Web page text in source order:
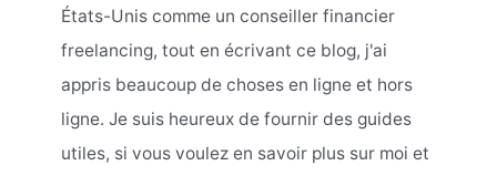
États-Unis comme un conseiller financier
freelancing, tout en écrivant ce blog, j'ai
appris beaucoup de choses en ligne et hors
ligne. Je suis heureux de fournir des guides
utiles, si vous voulez en savoir plus sur moi et